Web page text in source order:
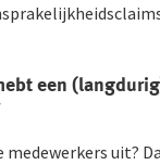
een
medewerkers uit?